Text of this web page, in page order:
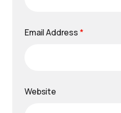
Email Address *
Website